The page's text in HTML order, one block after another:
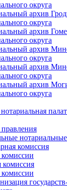
округа
архив
округа
архив
округа
архив
округа
архив
округа
архив
округа
комиссия
комиссия